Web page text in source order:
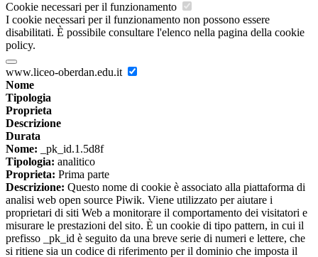
Cookie necessari per il funzionamento
I cookie necessari per il funzionamento non possono essere
disabilitati. È possibile consultare l'elenco nella pagina della cookie
policy.
www.liceo-oberdan.edu.it
Nome
Tipologia
Proprieta
Descrizione
Durata
Nome: _pk_id.1.5d8f
Tipologia: analitico
Proprieta: Prima parte
Descrizione: Questo nome di cookie è associato alla piattaforma di
analisi web open source Piwik. Viene utilizzato per aiutare i
proprietari di siti Web a monitorare il comportamento dei visitatori e
misurare le prestazioni del sito. È un cookie di tipo pattern, in cui il
prefisso _pk_id è seguito da una breve serie di numeri e lettere, che
si ritiene sia un codice di riferimento per il dominio che imposta il